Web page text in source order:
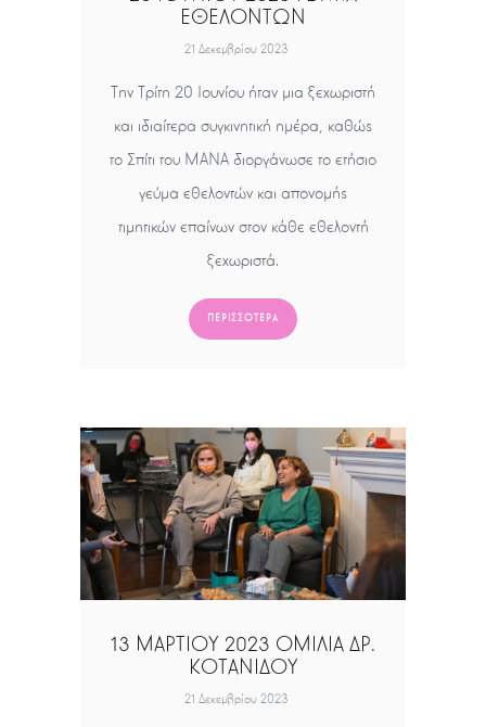
ΕΘΕΛΟΝΤΩΝ
21 Δεκεμβρίου 2023
Την Τρίτη 20 Ιουνίου ήταν μια ξεχωριστή
και ιδιαίτερα συγκινητική ημέρα, καθώς
το Σπίτι του ΜΑΝΑ διοργάνωσε το ετήσιο
γεύμα εθελοντών και απονομής
τιμητικών επαίνων στον κάθε εθελοντή
ξεχωριστά.
ΠΕΡΙΣΣΌΤΕΡΑ
13 ΜΑΡΤΙΟΥ 2023 ΟΜΙΛΙΑ ΔΡ.
ΚΟΤΑΝΙΔΟΥ
21 Δεκεμβρίου 2023